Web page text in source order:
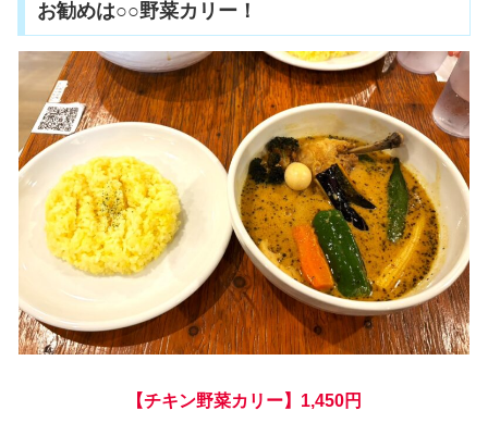
お勧めは○○野菜カリー！
【チキン野菜カリー】1,450円